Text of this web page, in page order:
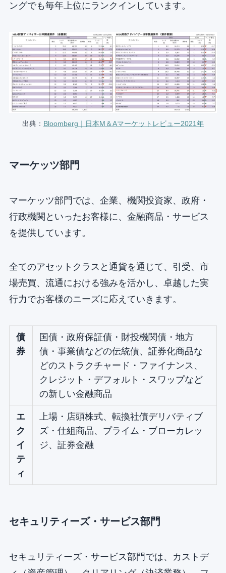
ングでも毎年上位にランクインしています。
出典： Bloomberg｜日本M＆Aマーケットレビュー2021年
マーケッツ部門
マーケッツ部門では、企業、機関投資家、政府・
行政機関といったお客様に、金融商品・サービス
を提供しています。
全てのアセットクラスと通貨を通じて、引受、市
場売買、流通における強みを活かし、卓越した実
行力でお客様のニーズに応えていきます。
債
券
国債・政府保証債・財投機関債・地方
債・事業債などの伝統債、証券化商品な
どのストラクチャード・ファイナンス、
クレジット・デフォルト・スワップなど
の新しい金融商品
エ
ク
イ
テ
ィ
上場・店頭株式、転換社債デリバティブ
ズ・仕組商品、プライム・ブローカレッ
ジ、証券金融
セキュリティーズ・サービス部門
セキュリティーズ・サービス部門では、カストデ